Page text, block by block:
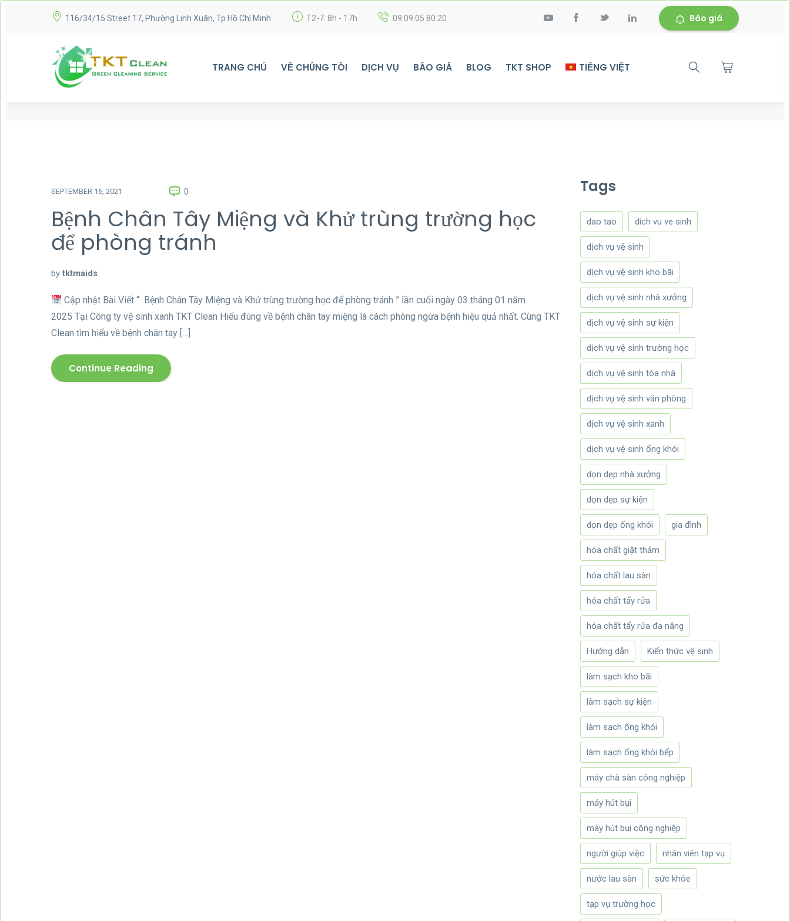
116/34/15 Street 17, Phường Linh Xuân, Tp Hồ Chí Minh T2-7: 8h - 17h 09.09.05.80.20 Báo giá
TRANG CHỦ VỀ CHÚNG TÔI DỊCH VỤ BÁO GIÁ BLOG TKT SHOP TIẾNG VIỆT
SEPTEMBER 16, 2021 0
Bệnh Chân Tây Miệng và Khử trùng trường học
để phòng tránh
by tktmaids
Cập nhật Bài Viết “ Bệnh Chân Tây Miệng và Khử trùng trường học để phòng tránh ” lần cuối ngày 03 tháng 01 năm
2025 Tại Công ty vệ sinh xanh TKT Clean Hiểu đúng về bệnh chân tay miệng là cách phòng ngừa bệnh hiệu quả nhất. Cùng TKT
Clean tìm hiểu về bệnh chân tay […]
Continue Reading
Tags
dao tao dich vu ve sinh
dịch vụ vệ sinh
dịch vụ vệ sinh kho bãi
dịch vụ vệ sinh nhà xưởng
dịch vụ vệ sinh sự kiện
dịch vụ vệ sinh trường học
dịch vụ vệ sinh tòa nhà
dịch vụ vệ sinh văn phòng
dịch vụ vệ sinh xanh
dịch vụ vệ sinh ống khói
dọn dẹp nhà xưởng
dọn dẹp sự kiện
dọn dẹp ống khói gia đình
hóa chất giặt thảm
hóa chất lau sàn
hóa chất tẩy rửa
hóa chất tẩy rửa đa năng
Hướng dẫn Kiến thức vệ sinh
làm sạch kho bãi
làm sạch sự kiện
làm sạch ống khói
làm sạch ống khói bếp
máy chà sàn công nghiệp
máy hút bụi
máy hút bụi công nghiệp
người giúp việc nhân viên tạp vụ
nước lau sàn sức khỏe
tạp vụ trường học